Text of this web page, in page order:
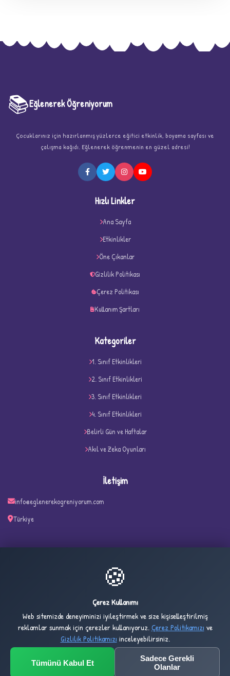
D
★
✧
📚Eğlenerek Öğreniyorum
Çocuklarınız için hazırlanmış yüzlerce eğitici etkinlik, boyama sayfası ve
çalışma kağıdı. Eğlenerek öğrenmenin en güzel adresi!
Hızlı Linkler
Ana Sayfa
Etkinlikler
Öne Çıkanlar
Gizlilik Politikası
Çerez Politikası
Kullanım Şartları
Kategoriler
1. Sınıf Etkinlikleri
2. Sınıf Etkinlikleri
3. Sınıf Etkinlikleri
4. Sınıf Etkinlikleri
Belirli Gün ve Haftalar
Akıl ve Zeka Oyunları
İletişim
info@eglenerekogreniyorum.com
Türkiye
3,128
DÜN
1,031,051
TOPLAM
© 2032 Eglenerekogreniyorum.com — All rights reserved.
Design & Development by
🍪
Çerez Kullanımı
Web sitemizde deneyiminizi iyileştirmek ve size kişiselleştirilmiş
reklamlar sunmak için çerezler kullanıyoruz.Çerez Politikamızı ve
Gizlilik Politikamızı inceleyebilirsiniz.
Tümünü Kabul Et
Sadece Gerekli
Olanlar